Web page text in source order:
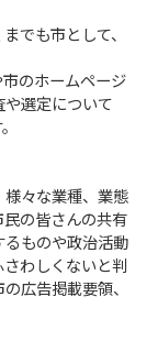
でも市として、
のホームページ
選定について
々な業種、業態
の皆さんの共有
るものや政治活動
わしくないと判
広告掲載要領、